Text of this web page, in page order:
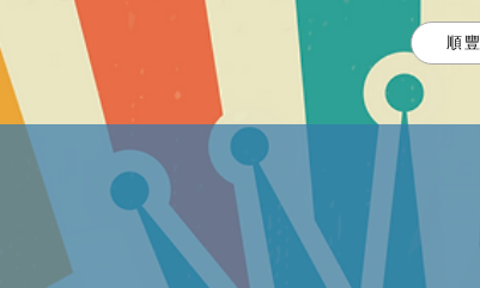
順